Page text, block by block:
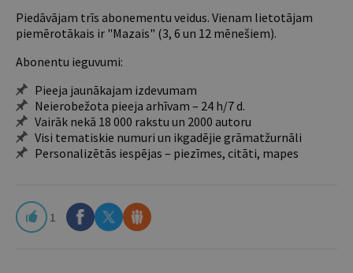
Piedāvājam trīs abonementu veidus. Vienam lietotājam
piemērotākais ir "Mazais" (3, 6 un 12 mēnešiem).
Abonentu ieguvumi:
Pieeja jaunākajam izdevumam
Neierobežota pieeja arhīvam – 24 h/7 d.
Vairāk nekā 18 000 rakstu un 2000 autoru
Visi tematiskie numuri un ikgadējie grāmatžurnāli
Personalizētās iespējas – piezīmes, citāti, mapes
1